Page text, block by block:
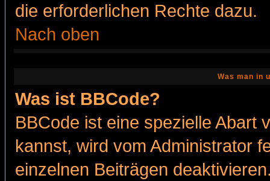
die erforderlichen Rechte dazu.
Nach oben
Was man in
Was ist BBCode?
BBCode ist eine spezielle Abart
kannst, wird vom Administrator
einzelnen Beiträgen